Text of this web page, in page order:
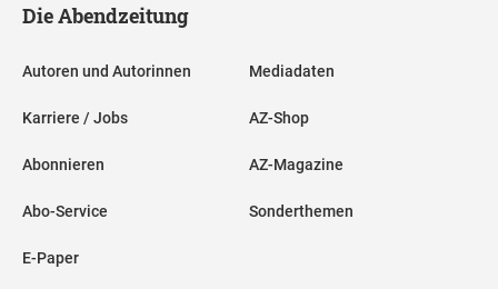
Die Abendzeitung
Autoren und Autorinnen
Karriere / Jobs
Abonnieren
Abo-Service
E-Paper
Mediadaten
AZ-Shop
AZ-Magazine
Sonderthemen